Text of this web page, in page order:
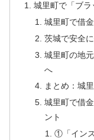
城里町で「ブ
城里町で借
茨城で安全
城里町の地
へ
まとめ：城
城里町で借
ント
①「イン